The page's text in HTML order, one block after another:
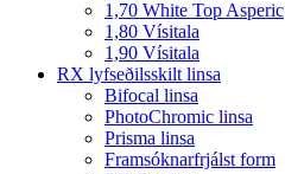
1,70 White Top Asperic
1,80 Vísitala
1,90 Vísitala
RX lyfseðilsskilt linsa
Bifocal linsa
PhotoChromic linsa
Prisma linsa
Framsóknarfrjálst form